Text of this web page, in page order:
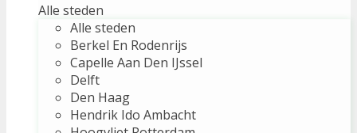
Alle steden
Alle steden
Berkel En Rodenrijs
Capelle Aan Den IJssel
Delft
Den Haag
Hendrik Ido Ambacht